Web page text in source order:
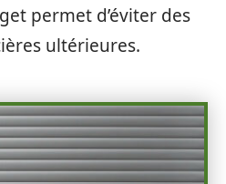
permet d’éviter des
ultérieures.